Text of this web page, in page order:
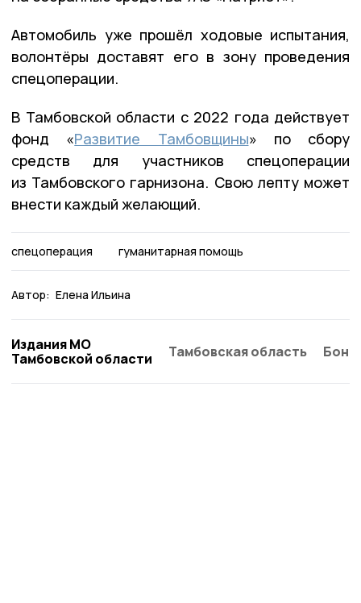
Автомобиль уже прошёл ходовые испытания,
волонтёры доставят его в зону проведения
спецоперации.
В Тамбовской области с 2022 года действует
фонд «Развитие Тамбовщины» по сбору
средств для участников спецоперации
из Тамбовского гарнизона. Свою лепту может
внести каждый желающий.
спецоперация гуманитарная помощь
Автор: Елена Ильина
Издания МО
Тамбовской области
Тамбовская область